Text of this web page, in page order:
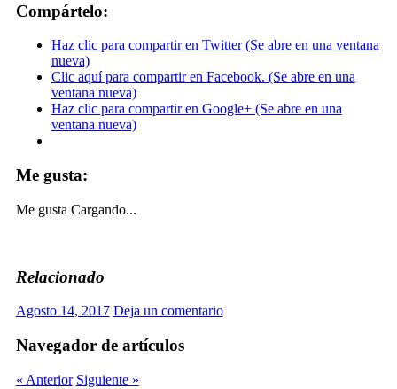
Compártelo:
Haz clic para compartir en Twitter (Se abre en una ventana
nueva)
Clic aquí para compartir en Facebook. (Se abre en una
ventana nueva)
Haz clic para compartir en Google+ (Se abre en una
ventana nueva)
Me gusta:
Me gusta Cargando...
Relacionado
Agosto 14, 2017 Deja un comentario
Navegador de artículos
« Anterior Siguiente »